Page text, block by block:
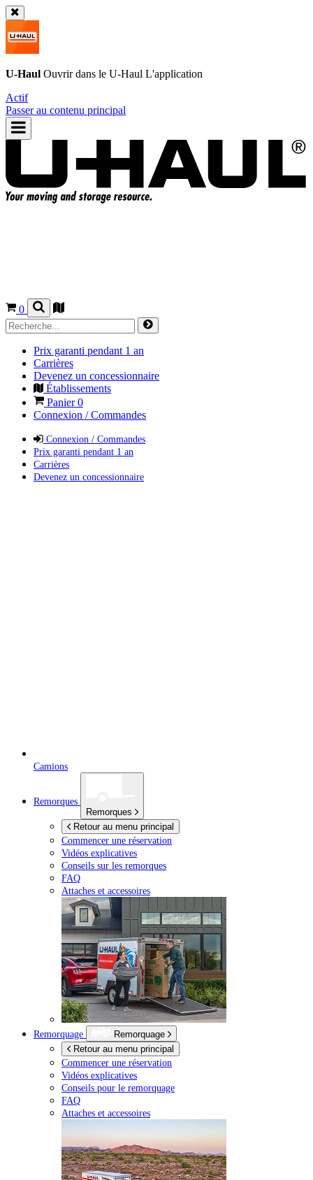
U-Haul Ouvrir dans le U-Haul L'application
Actif
Passer au contenu principal
0
Prix garanti pendant 1 an
Carrières
Devenez un concessionnaire
Établissements
Panier0
Connexion / Commandes
Connexion / Commandes
Prix garanti pendant 1 an
Carrières
Devenez un concessionnaire
Camions
Remorques
Remorques
Retour au menu principal
Commencer une réservation
Vidéos explicatives
Conseils sur les remorques
FAQ
Attaches et accessoires
Remorquage
Remorquage
Retour au menu principal
Commencer une réservation
Vidéos explicatives
Conseils pour le remorquage
FAQ
Attaches et accessoires